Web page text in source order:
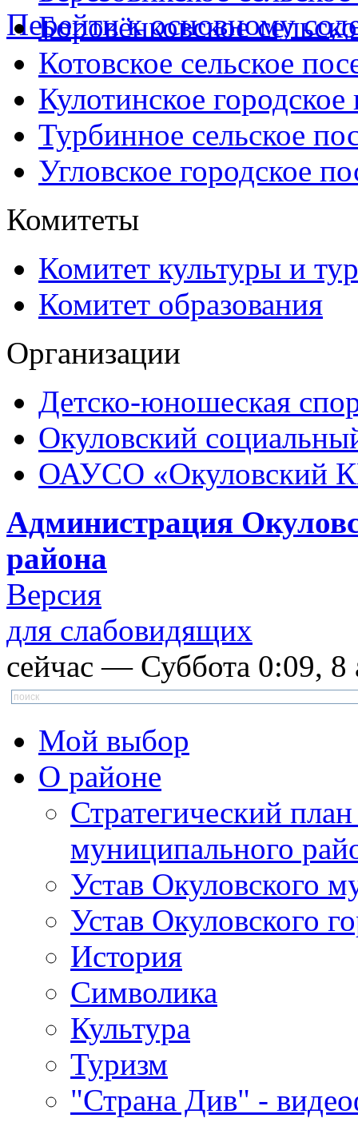
Перейти к основному
Боровёнковское
Котовское сельское
Кулотинское городское
Турбинное сельское
Угловское городское
Комитеты
Комитет культуры и
Комитет образования
Организации
Детско-юношеская
Окуловский
ОАУСО «Окуловский
Администрация
района
Версия
для слабовидящих
сейчас — Суббота 0:09, 8
Мой выбор
О районе
Стратегический
муниципального
Устав Окуловского
Устав Окуловского
История
Символика
Культура
Туризм
"Страна Див" -